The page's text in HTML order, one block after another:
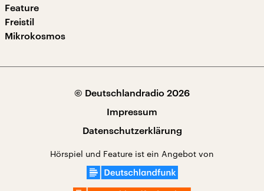
Feature
Freistil
Mikrokosmos
© Deutschlandradio 2026
Impressum
Datenschutzerklärung
Hörspiel und Feature ist ein Angebot von